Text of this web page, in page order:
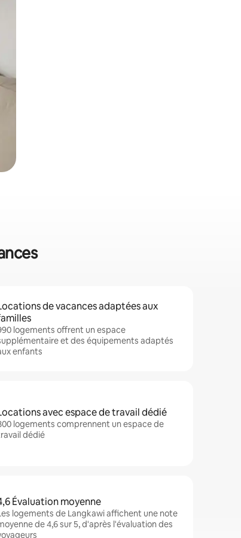
de vacances adaptées aux
logements offrent un espace
et des équipements adaptés
enfants
avec espace de travail dédié
logements comprennent un espace de
dédié
Évaluation moyenne
logements de Langkawi affichent une note
de 4,6 sur 5, d'après l'évaluation des